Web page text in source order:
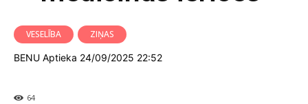
VESELĪBA
ZIŅAS
BENU Aptieka 24/09/2025 22:52
64